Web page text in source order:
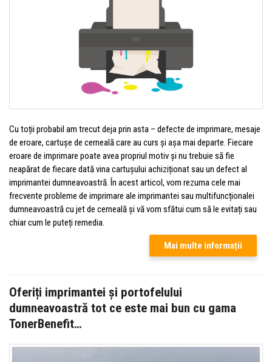
Cu toții probabil am trecut deja prin asta – defecte de imprimare, mesaje
de eroare, cartușe de cerneală care au curs și așa mai departe. Fiecare
eroare de imprimare poate avea propriul motiv și nu trebuie să fie
neapărat de fiecare dată vina cartușului achiziționat sau un defect al
imprimantei dumneavoastră. În acest articol, vom rezuma cele mai
frecvente probleme de imprimare ale imprimantei sau multifuncționalei
dumneavoastră cu jet de cerneală și vă vom sfătui cum să le evitați sau
chiar cum le puteți remedia.
Mai multe informații
Oferiți imprimantei și portofelului
dumneavoastră tot ce este mai bun cu gama
TonerBenefit…